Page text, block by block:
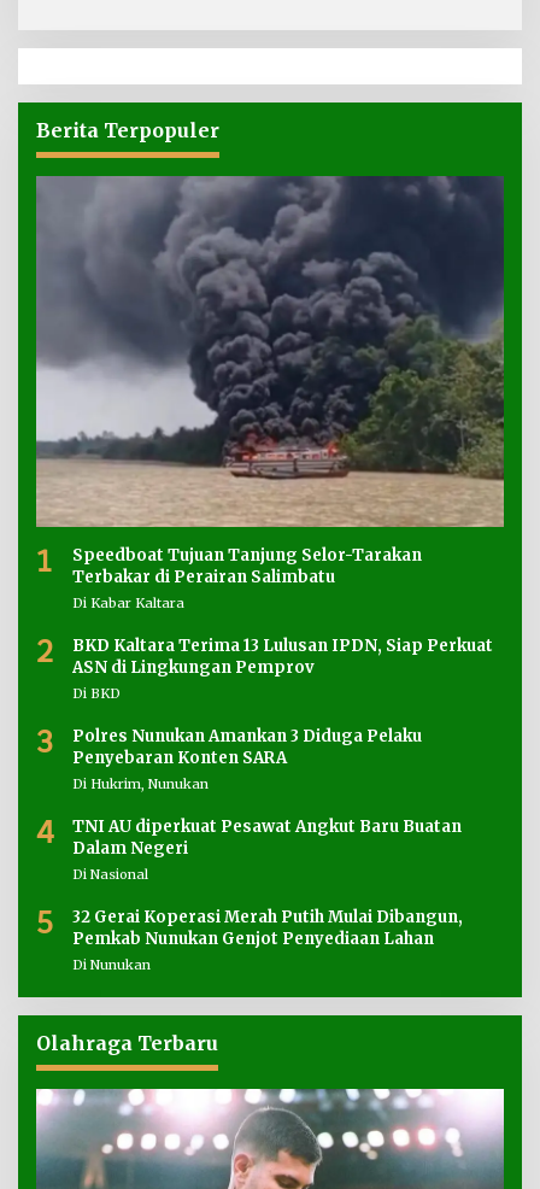
Berita Terpopuler
1
Speedboat Tujuan Tanjung Selor-Tarakan
Terbakar di Perairan Salimbatu
Di Kabar Kaltara
2
BKD Kaltara Terima 13 Lulusan IPDN, Siap Perkuat
ASN di Lingkungan Pemprov
Di BKD
3
Polres Nunukan Amankan 3 Diduga Pelaku
Penyebaran Konten SARA
Di Hukrim, Nunukan
4
TNI AU diperkuat Pesawat Angkut Baru Buatan
Dalam Negeri
Di Nasional
5
32 Gerai Koperasi Merah Putih Mulai Dibangun,
Pemkab Nunukan Genjot Penyediaan Lahan
Di Nunukan
Olahraga Terbaru